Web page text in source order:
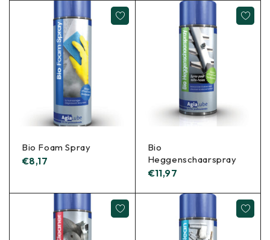
Bio Foam Spray
€8,17
Bio
Heggenschaarspray
€11,97